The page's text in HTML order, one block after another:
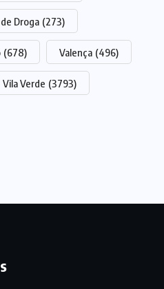
Droga (273)
(678) Valença (496)
Vila Verde (3793)